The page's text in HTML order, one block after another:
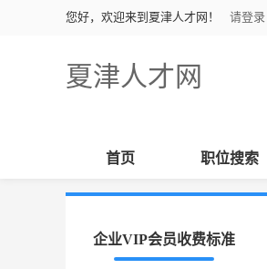
您好，欢迎来到夏津人才网！ 请登录
夏津人才网
首页 职位搜索
企业VIP会员收费标准